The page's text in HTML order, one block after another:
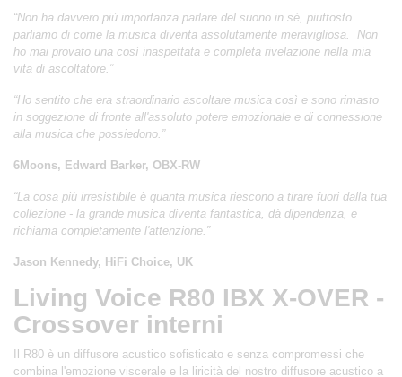
“Non ha davvero più importanza parlare del suono in sé, piuttosto
parliamo di come la musica diventa assolutamente meravigliosa. Non
ho mai provato una così inaspettata e completa rivelazione nella mia
vita di ascoltatore.”
“Ho sentito che era straordinario ascoltare musica così e sono rimasto
in soggezione di fronte all'assoluto potere emozionale e di connessione
alla musica che possiedono.”
6Moons, Edward Barker, OBX-RW
“La cosa più irresistibile è quanta musica riescono a tirare fuori dalla tua
collezione - la grande musica diventa fantastica, dà dipendenza, e
richiama completamente l'attenzione.”
Jason Kennedy, HiFi Choice, UK
Living Voice R80 IBX X-OVER -
Crossover interni
Il R80 è un diffusore acustico sofisticato e senza compromessi che
combina l'emozione viscerale e la liricità del nostro diffusore acustico a